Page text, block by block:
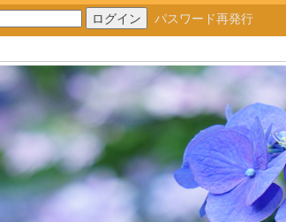
パスワード再発行